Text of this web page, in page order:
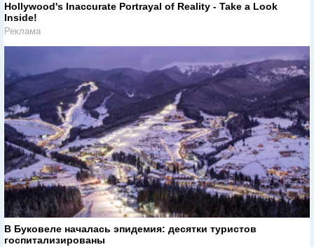
Hollywood's Inaccurate Portrayal of Reality - Take a Look
Inside!
Реклама
В Буковеле началась эпидемия: десятки туристов
госпитализированы